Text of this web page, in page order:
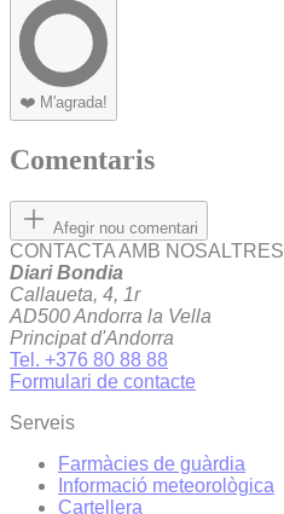
❤️ M'agrada!
Comentaris
Afegir nou comentari
CONTACTA AMB NOSALTRES
Diari Bondia
Callaueta, 4, 1r
AD500 Andorra la Vella
Principat d'Andorra
Tel. +376 80 88 88
Formulari de contacte
Serveis
Farmàcies de guàrdia
Informació meteorològica
Cartellera